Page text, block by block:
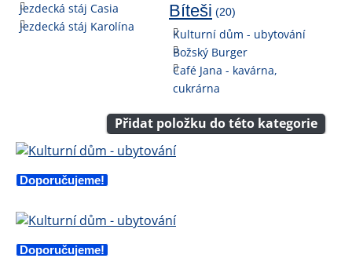
Jezdecká stáj Casia
Jezdecká stáj Karolína
Bíteši (20)
Kulturní dům - ubytování
Božský Burger
Café Jana - kavárna,
cukrárna
Přidat položku do této kategorie
Doporučujeme!
Doporučujeme!